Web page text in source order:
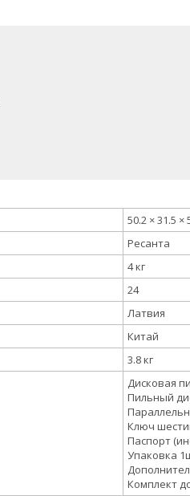
50.2 × 31.5 ×
Ресанта
4 кг
24
Латвия
Китай
3.8 кг
Дисковая
Пильный
Ключ
Паспорт
Упаковка
Комплект